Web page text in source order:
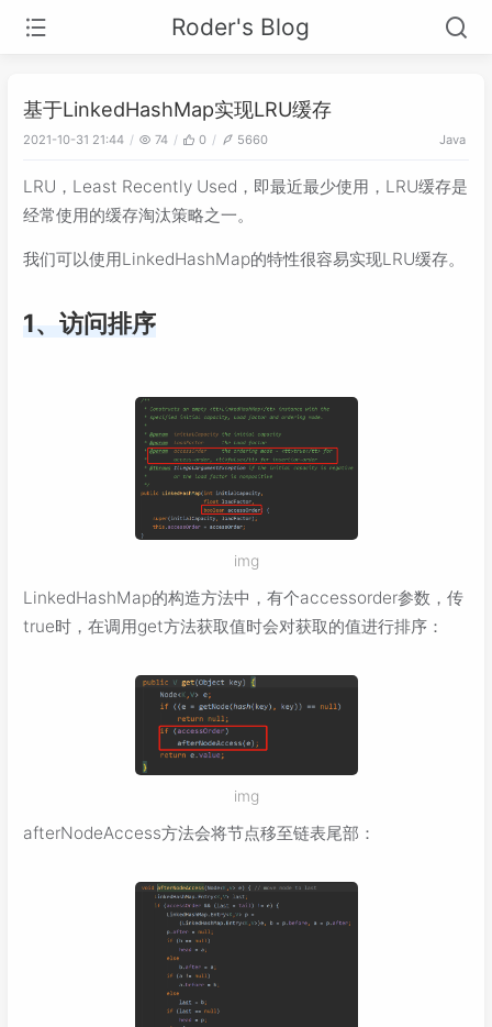
Roder's Blog
基于LinkedHashMap实现LRU缓存
2021-10-31 21:44 74 0 5660 Java
LRU，Least Recently Used，即最近最少使用，LRU缓存是
经常使用的缓存淘汰策略之一。
我们可以使用LinkedHashMap的特性很容易实现LRU缓存。
1、访问排序
img
LinkedHashMap的构造方法中，有个accessorder参数，传
true时，在调用get方法获取值时会对获取的值进行排序：
img
afterNodeAccess方法会将节点移至链表尾部：